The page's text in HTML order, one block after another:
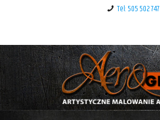
Tel: 505 502 747